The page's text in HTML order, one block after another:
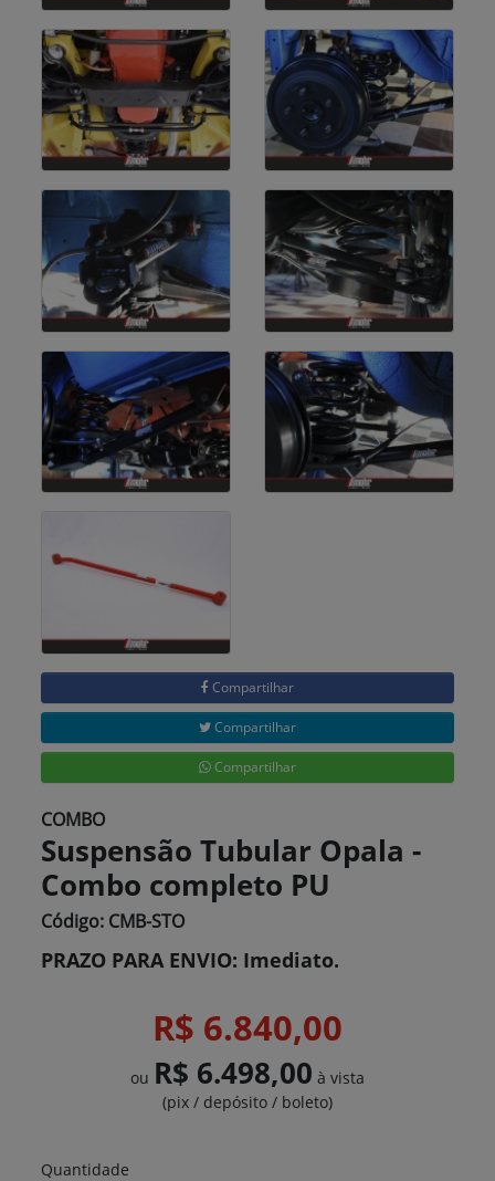
Compartilhar
Compartilhar
Compartilhar
COMBO
Suspensão Tubular Opala -
Combo completo PU
Código: CMB-STO
PRAZO PARA ENVIO: Imediato.
R$ 6.840,00
ou R$ 6.498,00 à vista
(pix / depósito / boleto)
Quantidade